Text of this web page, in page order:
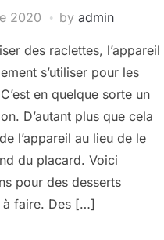
2020 by admin
des raclettes, l’appareil
s’utiliser pour les
en quelque sorte un
D’autant plus que cela
l’appareil au lieu de le
du placard. Voici
pour des desserts
à faire. Des […]